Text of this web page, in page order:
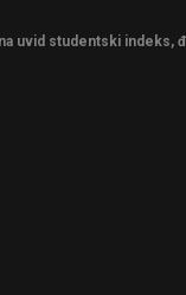
uvid studentski indeks,